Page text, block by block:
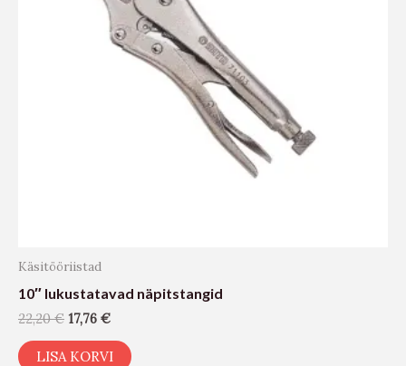
Käsitööriistad
10″ lukustatavad näpitstangid
22,20€ 17,76 €
LISA KORVI